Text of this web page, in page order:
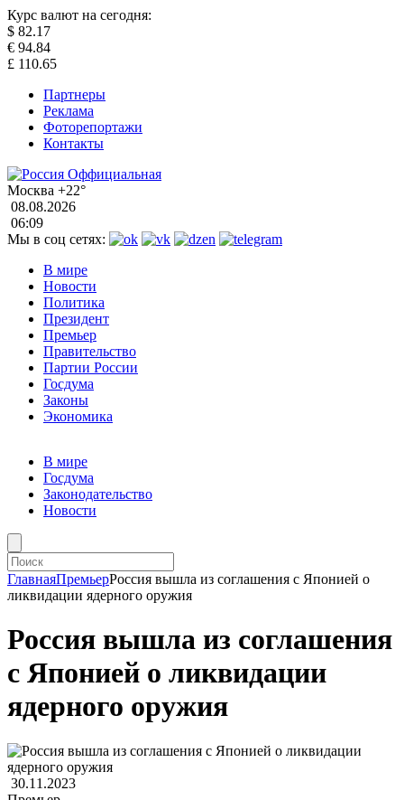
Курс валют на сегодня:
$ 82.17
€ 94.84
£ 110.65
Партнеры
Реклама
Фоторепортажи
Контакты
Москва +22°
08.08.2026
06:09
Мы в соц сетях:
В мире
Новости
Политика
Президент
Премьер
Правительство
Партии России
Госдума
Законы
Экономика
В мире
Госдума
Законодательство
Новости
ГлавнаяПремьерРоссия вышла из соглашения с Японией о
ликвидации ядерного оружия
Россия вышла из соглашения
с Японией о ликвидации
ядерного оружия
30.11.2023